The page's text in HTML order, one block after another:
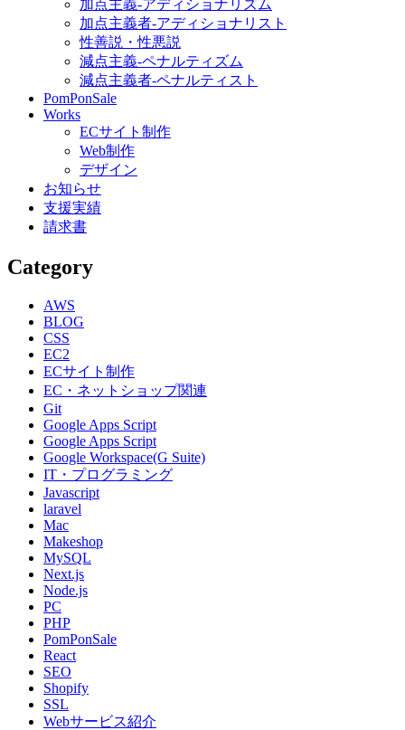
加点主義-アディショナリズム
加点主義者-アディショナリスト
性善説・性悪説
減点主義-ペナルティズム
減点主義者-ペナルティスト
PomPonSale
Works
ECサイト制作
Web制作
デザイン
お知らせ
支援実績
請求書
Category
AWS
BLOG
CSS
EC2
ECサイト制作
EC・ネットショップ関連
Git
Google Apps Script
Google Apps Script
Google Workspace(G Suite)
IT・プログラミング
Javascript
laravel
Mac
Makeshop
MySQL
Next.js
Node.js
PC
PHP
PomPonSale
React
SEO
Shopify
SSL
Webサービス紹介